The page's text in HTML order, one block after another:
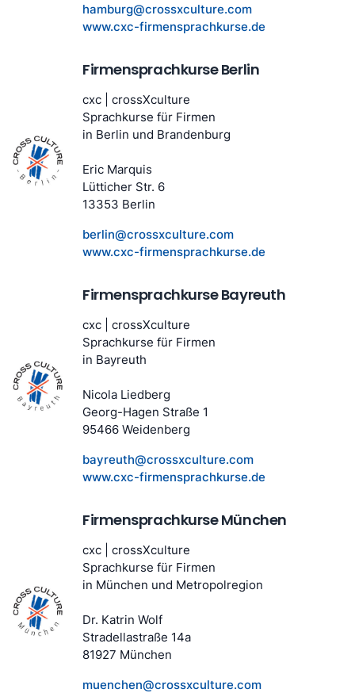
hamburg@crossxculture.com
www.cxc-firmensprachkurse.de
Firmensprachkurse Berlin
cxc | crossXculture
Sprachkurse für Firmen
in Berlin und Brandenburg
Eric Marquis
Lütticher Str. 6
13353 Berlin
berlin@crossxculture.com
www.cxc-firmensprachkurse.de
Firmensprachkurse Bayreuth
cxc | crossXculture
Sprachkurse für Firmen
in Bayreuth
Nicola Liedberg
Georg-Hagen Straße 1
95466 Weidenberg
bayreuth@crossxculture.com
www.cxc-firmensprachkurse.de
Firmensprachkurse München
cxc | crossXculture
Sprachkurse für Firmen
in München und Metropolregion
Dr. Katrin Wolf
Stradellastraße 14a
81927 München
muenchen@crossxculture.com